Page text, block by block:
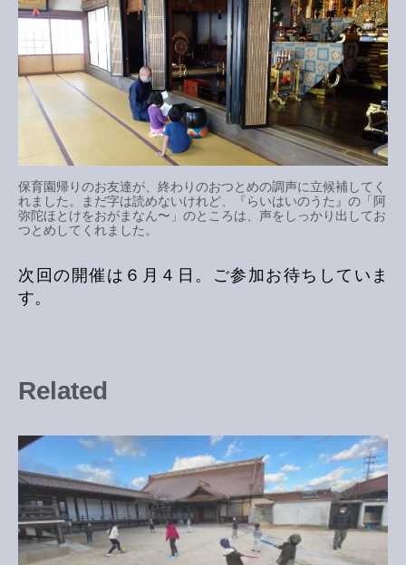
保育園帰りのお友達が、終わりのおつとめの調声に立候補してく
れました。まだ字は読めないけれど、『らいはいのうた』の「阿
弥陀ほとけをおがまなん〜」のところは、声をしっかり出してお
つとめしてくれました。
次回の開催は６月４日。ご参加お待ちしていま
す。
Related